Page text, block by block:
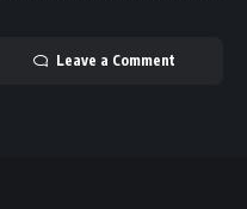
Leave a Comment